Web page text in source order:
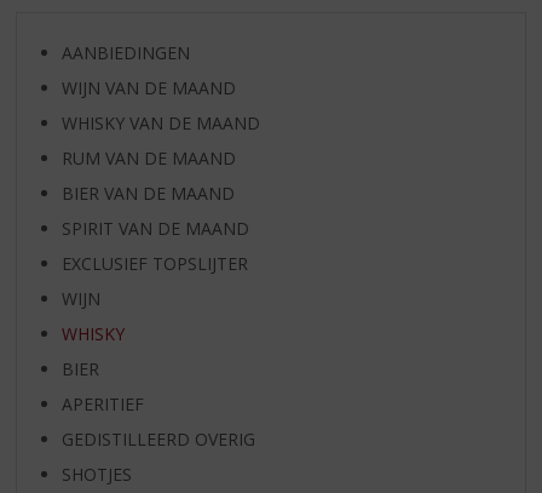
AANBIEDINGEN
WIJN VAN DE MAAND
WHISKY VAN DE MAAND
RUM VAN DE MAAND
BIER VAN DE MAAND
SPIRIT VAN DE MAAND
EXCLUSIEF TOPSLIJTER
WIJN
WHISKY
BIER
APERITIEF
GEDISTILLEERD OVERIG
SHOTJES